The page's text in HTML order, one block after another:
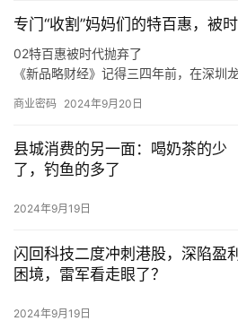
目的嘉宾，他也是作为一名原创音乐人
与纯粹都具象化。
于是，面对当下音乐生态的顽疾，新生
专门“收割”妈妈们的特百惠，被
02特百惠被时代抛弃了
《新品略财经》记得三四年前，在深圳
卖得还不错。
的产物，这与消费环境、消费需求、市
传统商业模式等各方面密切相关。
在特百惠诞生的年代，家庭有着食物保
商业密码 2024年9月20日
县城消费的另一面：喝奶茶的少
了，钓鱼的多了
2024年9月19日
闪回科技二度冲刺港股，深陷盈利
困境，雷军看走眼了？
2024年9月19日